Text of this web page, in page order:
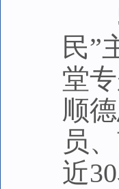
5
民”
堂
顺
员
近